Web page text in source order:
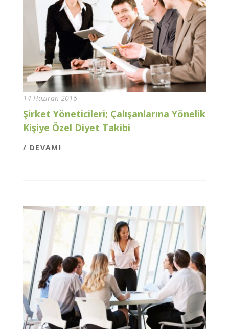
14 Haziran 2016
Şirket Yöneticileri; Çalışanlarına Yönelik
Kişiye Özel Diyet Takibi
/ DEVAMI